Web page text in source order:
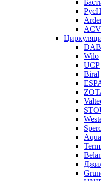
ACV
DAB
Wilo
UCP
Biral